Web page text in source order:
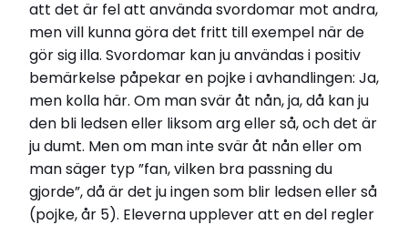
att det är fel att använda svordomar mot andra,
men vill kunna göra det fritt till exempel när de
gör sig illa. Svordomar kan ju användas i positiv
bemärkelse påpekar en pojke i avhandlingen: Ja,
men kolla här. Om man svär åt nån, ja, då kan ju
den bli ledsen eller liksom arg eller så, och det är
ju dumt. Men om man inte svär åt nån eller om
man säger typ ”fan, vilken bra passning du
gjorde”, då är det ju ingen som blir ledsen eller så
(pojke, år 5). Eleverna upplever att en del regler